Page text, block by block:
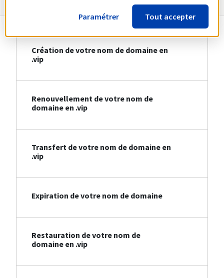
Création de votre nom de domaine en
.vip
Renouvellement de votre nom de
domaine en .vip
Transfert de votre nom de domaine en
.vip
Expiration de votre nom de domaine
Restauration de votre nom de
domaine en .vip
Paramétrer Tout accepter